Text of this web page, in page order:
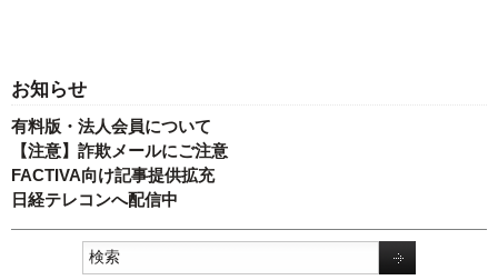
お知らせ
有料版・法人会員について
【注意】詐欺メールにご注意
FACTIVA向け記事提供拡充
日経テレコンへ配信中